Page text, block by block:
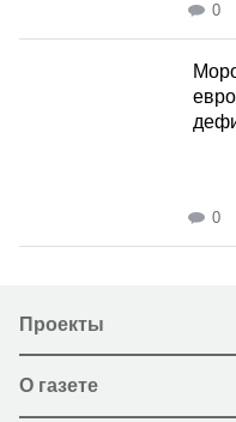
0
0
Проекты
О газете